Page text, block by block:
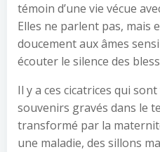
témoin d’une vie vécue
Elles ne parlent pas, mais
doucement aux âmes
écouter le silence des
Il y a ces cicatrices qui
souvenirs gravés dans le
transformé par la
une maladie, des sillons